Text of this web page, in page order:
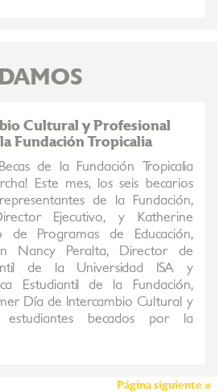
Cultural y Profesional
Fundación Tropicalia
de la Fundación Tropicalia
Este mes, los seis becarios
de la Fundación,
Ejecutivo, y Katherine
de Programas de Educación,
Nancy Peralta, Director de
de la Universidad ISA y
Estudiantil de la Fundación,
Día de Intercambio Cultural y
estudiantes becados por la
Página siguiente »